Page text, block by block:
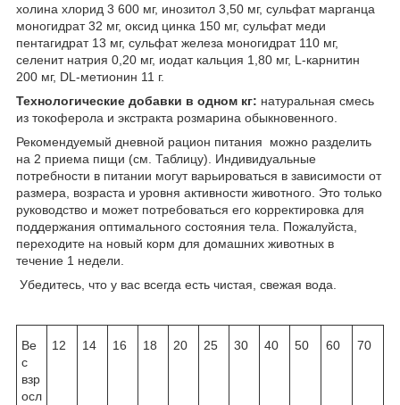
холина хлорид 3 600 мг, инозитол 3,50 мг, сульфат марганца
моногидрат 32 мг, оксид цинка 150 мг, сульфат меди
пентагидрат 13 мг, сульфат железа моногидрат 110 мг,
селенит натрия 0,20 мг, иодат кальция 1,80 мг, L-карнитин
200 мг, DL-метионин 11 г.
Технологические добавки в одном кг: натуральная смесь
из токоферола и экстракта розмарина обыкновенного.
Рекомендуемый дневной рацион питания можно разделить
на 2 приема пищи (см. Таблицу). Индивидуальные
потребности в питании могут варьироваться в зависимости от
размера, возраста и уровня активности животного. Это только
руководство и может потребоваться его корректировка для
поддержания оптимального состояния тела. Пожалуйста,
переходите на новый корм для домашних животных в
течение 1 недели.
Убедитесь, что у вас всегда есть чистая, свежая вода.
Ве
с
взр
осл
12 14 16 18 20 25 30 40 50 60 70